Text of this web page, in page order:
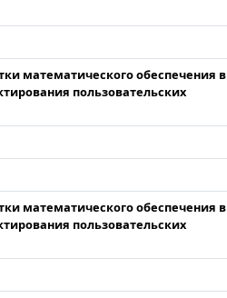
математического обеспечения в
пользовательских
математического обеспечения в
пользовательских